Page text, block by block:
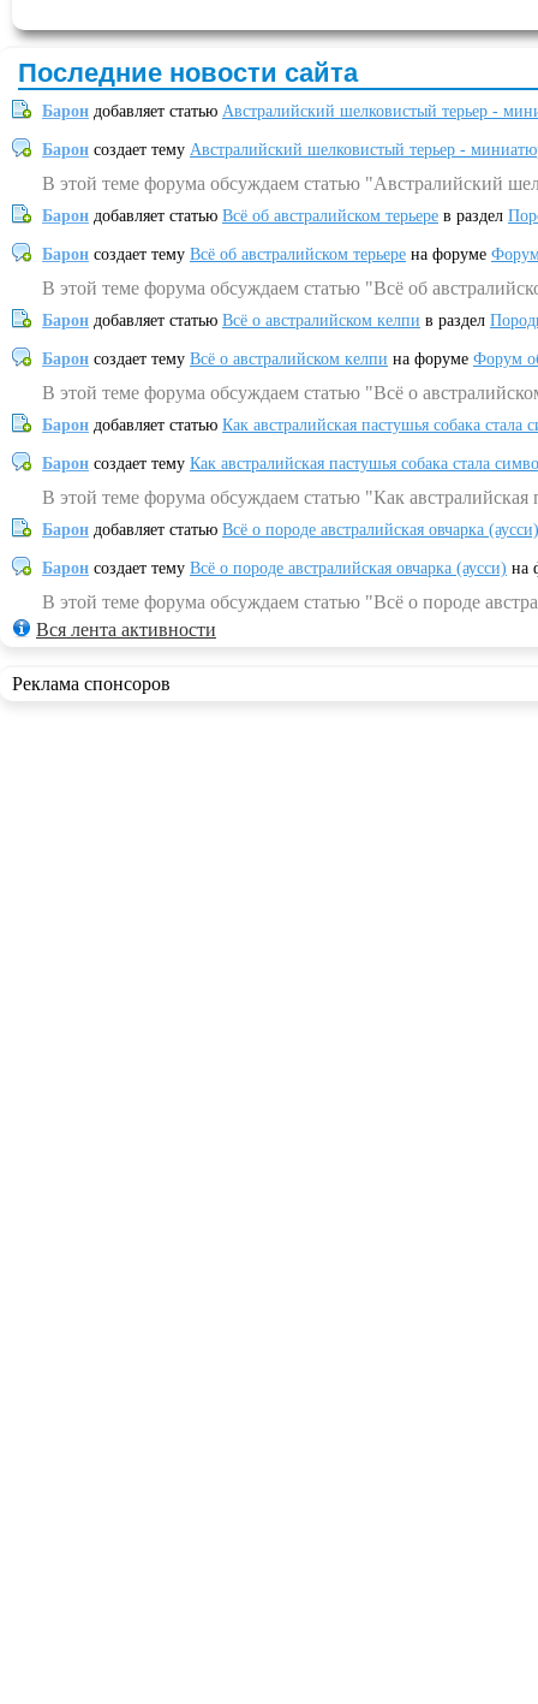
Последние новости сайта
Барон добавляет статью Австралийский шелковистый терьер -
Барон создает тему Австралийский шелковистый терьер -
В этой теме форума обсуждаем статью "Австралийский
Барон добавляет статью Всё об австралийском терьере в раздел
Барон создает тему Всё об австралийском терьере на форуме
В этой теме форума обсуждаем статью "Всё об
Барон добавляет статью Всё о австралийском келпи в раздел
Барон создает тему Всё о австралийском келпи на форуме Форум
В этой теме форума обсуждаем статью "Всё о
Барон добавляет статью Как австралийская пастушья собака
Барон создает тему Как австралийская пастушья собака стала
В этой теме форума обсуждаем статью "Как
Барон добавляет статью Всё о породе австралийская овчарка (аусси)
Барон создает тему Всё о породе австралийская овчарка (аусси) на
В этой теме форума обсуждаем статью "Всё о породе
Вся лента активности
Реклама спонсоров